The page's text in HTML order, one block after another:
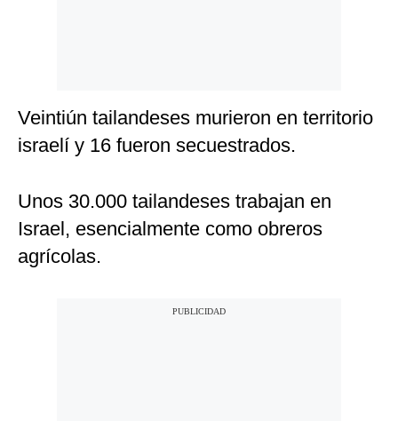
Veintiún tailandeses murieron en territorio
israelí y 16 fueron secuestrados.
Unos 30.000 tailandeses trabajan en
Israel, esencialmente como obreros
agrícolas.